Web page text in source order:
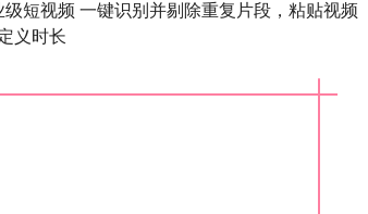
短视频 一键识别并剔除重复片段，粘贴视频
义时长